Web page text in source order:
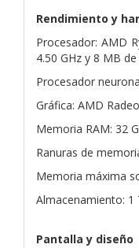
Rendimiento y
Procesador: AMD
4.50 GHz y 8 MB
Procesador
Gráfica: AMD
Memoria RAM: 32
Ranuras de
Memoria máxima
Almacenamiento: 1
Pantalla y diseño